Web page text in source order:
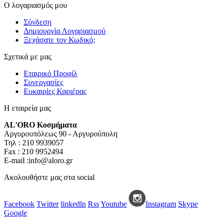
Ο λογαριασμός μου
Σύνδεση
Δημιουργία Λογαριασμού
Ξεχάσατε τον Κωδικό;
Σχετικά με μας
Εταιρικό Προφίλ
Συνεργασίες
Ευκαιρίες Καριέρας
Η εταιρεία μας
AL'ORO Κοσμήματα
Αργυρουπόλεως 90 - Αργυρούπολη
Τηλ : 210 9939057
Fax : 210 9952494
E-mail :info@aloro.gr
Ακολουθήστε μας στα social
Facebook Twitter linkedln RssYoutube Instagram Skype
Google